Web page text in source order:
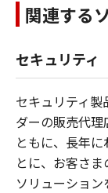
関連する
セキュリティ
セキュリティ
ダーの販売代
ともに、長年
とに、お客さ
ソリューション